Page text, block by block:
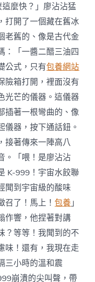
麼快？」廖沾沾猛
打開了一個藏在舊冰
老舊的、像是古代金
：「一醬二醋三油四
公式，只有包養網站
險箱打開，裡面沒有
光芒的儀器。這儀器
插著一根彎曲的、像
儀器，按下通話鈕。
著傳來一陣高八
。「喂！是廖沾沾
K-999！宇宙水餃聯
聞到宇宙級的酸味
召了！馬上！包養」
作響，他捏著對講
？等等！我聞到的不
味！還有，我現在走
三小時的溫和震
崩潰的尖叫聲，帶